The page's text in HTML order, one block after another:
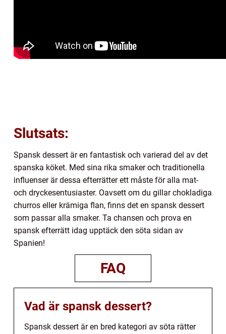
Slutsats:
Spansk dessert är en fantastisk och varierad del av det
spanska köket. Med sina rika smaker och traditionella
influenser är dessa efterrätter ett måste för alla mat-
och dryckesentusiaster. Oavsett om du gillar chokladiga
churros eller krämiga flan, finns det en spansk dessert
som passar alla smaker. Ta chansen och prova en
spansk efterrätt idag upptäck den söta sidan av
Spanien!
FAQ
Vad är spansk dessert?
Spansk dessert är en bred kategori av söta rätter